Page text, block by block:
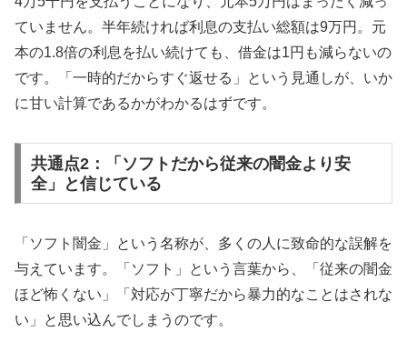
ていません。半年続ければ利息の支払い総額は9万円。元
本の1.8倍の利息を払い続けても、借金は1円も減らないの
です。「一時的だからすぐ返せる」という見通しが、いか
に甘い計算であるかがわかるはずです。
共通点2：「ソフトだから従来の闇金より安
全」と信じている
「ソフト闇金」という名称が、多くの人に致命的な誤解を
与えています。「ソフト」という言葉から、「従来の闇金
ほど怖くない」「対応が丁寧だから暴力的なことはされな
い」と思い込んでしまうのです。